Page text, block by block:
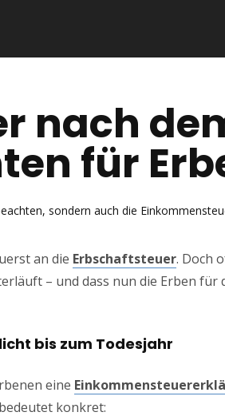
nach
für
sondern auch die
an die Erbschaftsteuer. Doch
– und dass nun die Erben für
bis zum Todesjahr
eine
konkret: